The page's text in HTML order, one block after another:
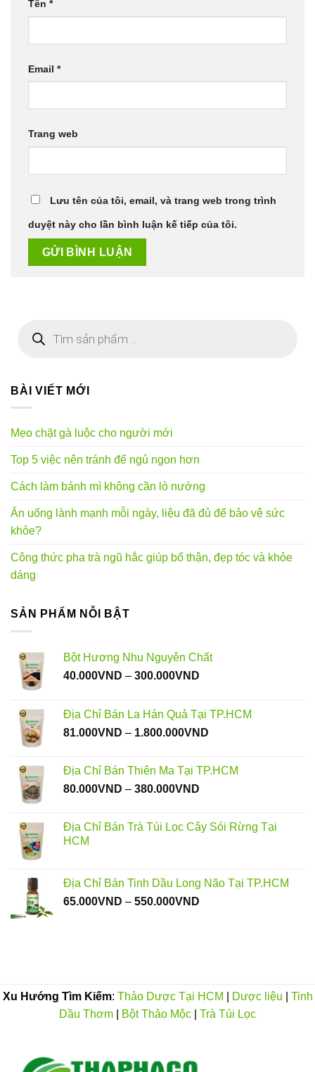
Tên *
Email *
Trang web
Lưu tên của tôi, email, và trang web trong trình
duyệt này cho lần bình luận kế tiếp của tôi.
kiếm
BÀI VIẾT MỚI
Mẹo chặt gà luộc cho người mới
Top 5 việc nên tránh để ngủ ngon hơn
Cách làm bánh mì không cần lò nướng
Ăn uống lành mạnh mỗi ngày, liệu đã đủ để bảo vệ sức
khỏe?
Công thức pha trà ngũ hắc giúp bổ thận, đẹp tóc và khỏe
dáng
SẢN PHẨM NỖI BẬT
Bột Hương Nhu Nguyên Chất
40.000VND – 300.000VND
40.000VND
đến
Địa Chỉ Bán La Hán Quả Tại TP.HCM
81.000VND – 1.800.000VND
81.000VND
Địa Chỉ Bán Thiên Ma Tại TP.HCM
80.000VND – 380.000VND
80.000VND
Địa Chỉ Bán Trà Túi Lọc Cây Sói Rừng Tại
HCM
Địa Chỉ Bán Tinh Dầu Long Não Tại TP.HCM
65.000VND – 550.000VND
Xu Hướng Tìm Kiếm: Thảo Dược Tại HCM Dược liệu
Tinh
Dầu Thơm
Bột Thảo Mộc Trà Túi Lọc